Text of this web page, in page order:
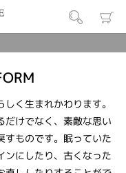
く生まれかわります。
だけでなく、素敵な思い
すものです。眠っていた
ンにしたり、古くなった